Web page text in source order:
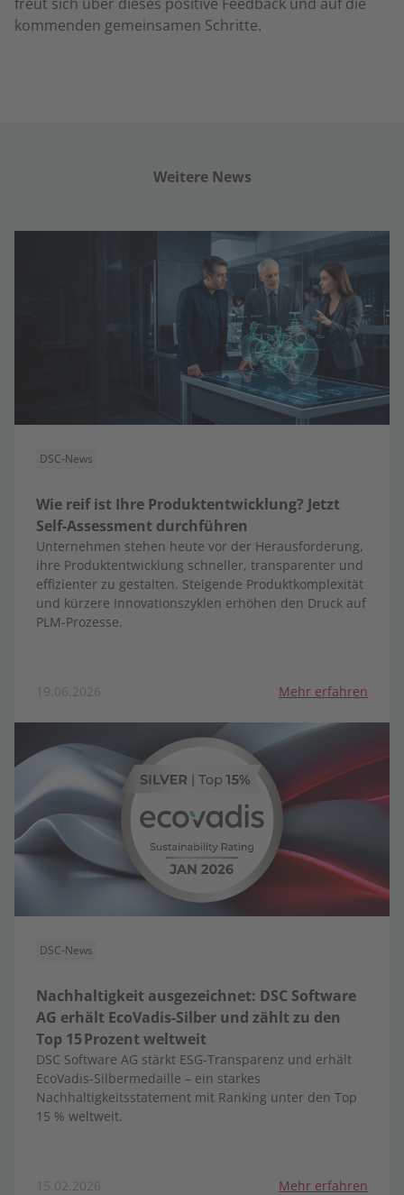
kommenden gemeinsamen Schritte.
Weitere News
DSC-News
Wie reif ist Ihre Produktentwicklung? Jetzt
Self-Assessment durchführen
Unternehmen stehen heute vor der Herausforderung,
ihre Produktentwicklung schneller, transparenter und
effizienter zu gestalten. Steigende Produktkomplexität
und kürzere Innovationszyklen erhöhen den Druck auf
PLM-Prozesse.
19.06.2026 Mehr erfahren
DSC-News
Nachhaltigkeit ausgezeichnet: DSC Software
AG erhält EcoVadis-Silber und zählt zu den
Top 15 Prozent weltweit
DSC Software AG stärkt ESG-Transparenz und erhält
EcoVadis-Silbermedaille – ein starkes
Nachhaltigkeitsstatement mit Ranking unter den Top
15 % weltweit.
15.02.2026 Mehr erfahren